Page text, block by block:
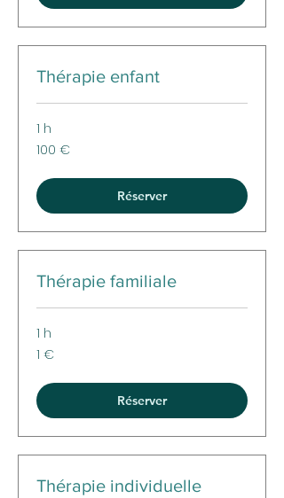
Thérapie enfant
1 h
100
euros
100 €
Réserver
Thérapie familiale
1 h
1
euro
1 €
Réserver
Thérapie individuelle